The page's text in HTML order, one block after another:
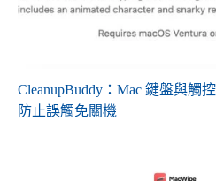
CleanupBuddy：Mac 鍵盤與觸
防止誤觸免關機